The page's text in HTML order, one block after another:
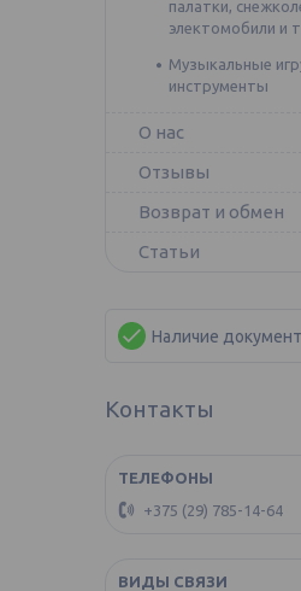
палатки,
электомобили и
Музыкальные
инструменты
О нас
Отзывы
Возврат и обмен
Статьи
Наличие
Контакты
+375 (29) 785-14-64